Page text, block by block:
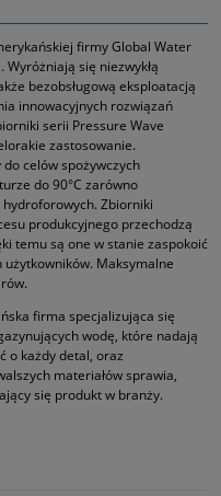
firmy Global Water
się niezwykłą
bezobsługową eksploatacją
innowacyjnych rozwiązań
serii Pressure Wave
zastosowanie.
celów spożywczych
do 90°C zarówno
Zbiorniki
produkcyjnego przechodzą
temu są one w stanie zaspokoić
Maksymalne
firma specjalizująca się
wodę, które nadają
o każdy detal, oraz
materiałów sprawia,
się produkt w branży.